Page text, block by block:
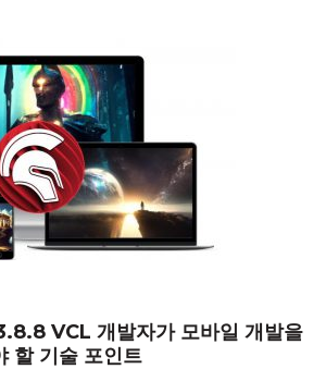
VCL 개발자가 모바일 개발을
할 기술 포인트